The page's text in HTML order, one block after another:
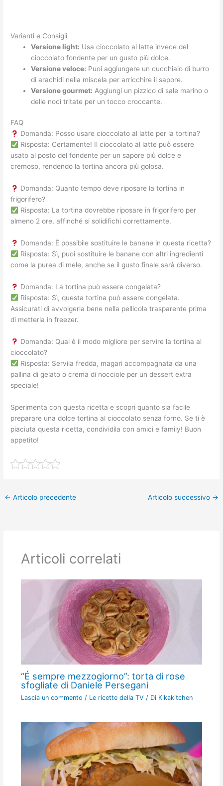
Varianti e Consigli
Versione light: Usa cioccolato al latte invece del
cioccolato fondente per un gusto più dolce.
Versione veloce: Puoi aggiungere un cucchiaio di burro
di arachidi nella miscela per arricchire il sapore.
Versione gourmet: Aggiungi un pizzico di sale marino o
delle noci tritate per un tocco croccante.
FAQ
Domanda: Posso usare cioccolato al latte per la tortina?
Risposta: Certamente! Il cioccolato al latte può essere
usato al posto del fondente per un sapore più dolce e
cremoso, rendendo la tortina ancora più golosa.
Domanda: Quanto tempo deve riposare la tortina in
frigorifero?
Risposta: La tortina dovrebbe riposare in frigorifero per
almeno 2 ore, affinché si solidifichi correttamente.
Domanda: È possibile sostituire le banane in questa ricetta?
Risposta: Sì, puoi sostituire le banane con altri ingredienti
come la purea di mele, anche se il gusto finale sarà diverso.
Domanda: La tortina può essere congelata?
Risposta: Sì, questa tortina può essere congelata.
Assicurati di avvolgerla bene nella pellicola trasparente prima
di metterla in freezer.
Domanda: Qual è il modo migliore per servire la tortina al
cioccolato?
Risposta: Servila fredda, magari accompagnata da una
pallina di gelato o crema di nocciole per un dessert extra
speciale!
Sperimenta con questa ricetta e scopri quanto sia facile
preparare una dolce tortina al cioccolato senza forno. Se ti è
piaciuta questa ricetta, condividila con amici e family! Buon
appetito!
← Articolo precedente Articolo successivo →
Articoli correlati
“É sempre mezzogiorno”: torta di rose
sfogliate di Daniele Persegani
Lascia un commento / Le ricette della TV / Di Kikakitchen